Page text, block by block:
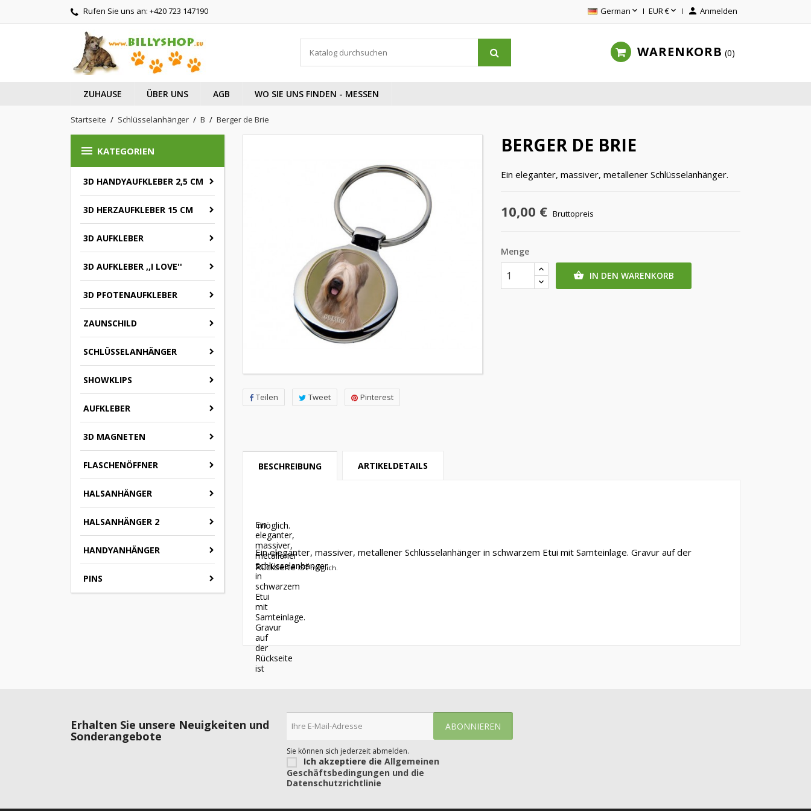
Rufen Sie uns an: +420 723 147190 German EUR €  Anmelden
WARENKORB 0
ZUHAUSE ÜBER UNS AGB WO SIE UNS FINDEN - MESSEN
Startseite Schlüsselanhänger B Berger de Brie
 KATEGORIEN
3D HANDYAUFKLEBER 2,5 CM
3D HERZAUFKLEBER 15 CM
3D AUFKLEBER
3D AUFKLEBER ,,I LOVE''
3D PFOTENAUFKLEBER
ZAUNSCHILD
SCHLÜSSELANHÄNGER
SHOWKLIPS
AUFKLEBER
3D MAGNETEN
FLASCHENÖFFNER
HALSANHÄNGER
HALSANHÄNGER 2
HANDYANHÄNGER
PINS
Teilen Tweet Pinterest
BERGER DE BRIE
Ein eleganter, massiver, metallener Schlüsselanhänger.
10,00 € Bruttopreis
Menge
 IN DEN WARENKORB
BESCHREIBUNG ARTIKELDETAILS
Ein
eleganter,
massiver,
metallener
Schlüsselanhänger
in
schwarzem
Etui
mit
Samteinlage.
Gravur
auf
der
Rückseite
ist
möglich.
Ein eleganter, massiver, metallener Schlüsselanhänger in schwarzem Etui mit Samteinlage. Gravur auf der
Rückseite istmöglich.
Erhalten Sie unsere Neuigkeiten und
Sonderangebote
Sie können sich jederzeit abmelden.
Ich akzeptiere die Allgemeinen
Geschäftsbedingungen und die
Datenschutzrichtlinie